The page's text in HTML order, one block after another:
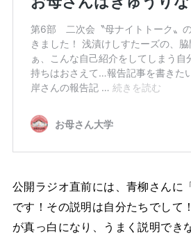
公開ラジオ直前には、青柳さんに
です！その説明は自分たちでして
が真っ白になり、うまく説明でき